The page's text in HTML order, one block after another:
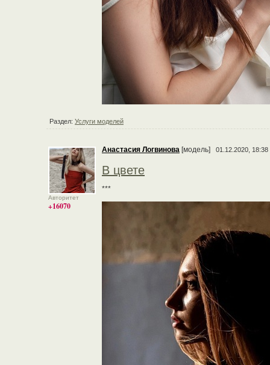
Раздел: Услуги моделей
Авторитет
+16070
Анастасия Логвинова [модель] 01.12.2020, 18:38
В цвете
***